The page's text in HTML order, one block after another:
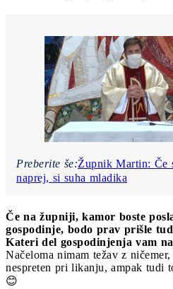
Preberite še:Župnik Martin: Če
naprej, si suha mladika
Če na župniji, kamor boste
gospodinje, bodo prav prišle
Kateri del gospodinjenja vam
Načeloma nimam težav z
nespreten pri likanju, ampak tudi
😊